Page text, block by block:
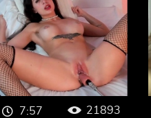
7:57
21893